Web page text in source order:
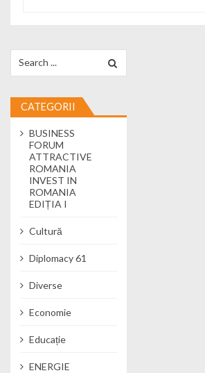
CATEGORII
BUSINESS
FORUM
ATTRACTIVE
ROMANIA
INVEST IN
ROMANIA
EDIȚIA I
Cultură
Diplomacy 61
Diverse
Economie
Educație
ENERGIE